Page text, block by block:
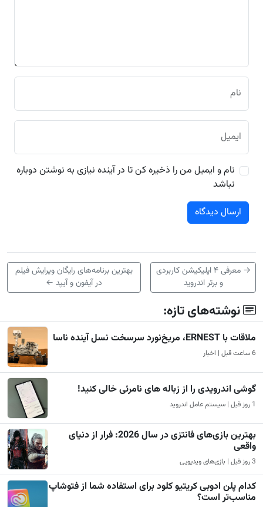
نام
ایمیل
نام و ایمیل من را ذخیره کن تا در آینده نیازی به نوشتن دوباره
نباشد
→
معرفی ۴ اپلیکیشن کاربردی
و برتر اندروید
بهترین برنامه‌های رایگان ویرایش فیلم
در آیفون و آیپد ←
نوشته‌های تازه:
ملاقات با ERNEST، مریخ‌نورد سرسخت نسل آینده ناسا
6 ساعت قبل | اخبار
گوشی اندرویدی را از زباله های نامرئی خالی کنید!
1 روز قبل | سیستم عامل اندروید
بهترین بازی‌های فانتزی در سال 2026: فرار از دنیای
واقعی
3 روز قبل | بازی‌های ویدیویی
کدام پلن ادوبی کریتیو کلود برای استفاده شما از فتوشاپ
مناسب‌تر است؟